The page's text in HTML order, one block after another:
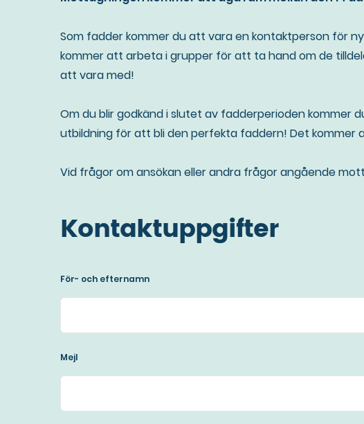
Som fadder kommer du att vara en kontaktperson för
kommer att arbeta i grupper för att ta hand om de
att vara med!
Om du blir godkänd i slutet av fadderperioden kommer
utbildning för att bli den perfekta faddern! Det kommer
Vid frågor om ansökan eller andra frågor angående
Kontaktuppgifter
För- och efternamn
Mejl